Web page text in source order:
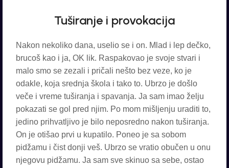
Tuširanje i provokacija
Nakon nekoliko dana, uselio se i on. Mlad i lep dečko,
brucoš kao i ja, OK lik. Raspakovao je svoje stvari i
malo smo se zezali i pričali nešto bez veze, ko je
odakle, koja srednja škola i tako to. Ubrzo je došlo
veče i vreme tuširanja i spavanja. Ja sam imao želju
pokazati se gol pred njim. Po mom mišljenju uraditi to,
jedino prihvatljivo je bilo neposredno nakon tuširanja.
On je otišao prvi u kupatilo. Poneo je sa sobom
pidžamu i čist donji veš. Ubrzo se vratio obučen u onu
njegovu pidžamu. Ja sam sve skinuo sa sebe, ostao